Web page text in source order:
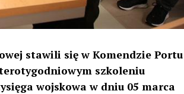
stawili się w Komendzie Portu
szkoleniu
wojskowa w dniu 05 marca